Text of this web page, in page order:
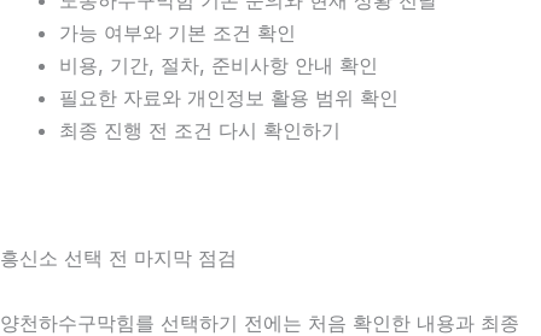
가능 여부와 기본 조건 확인
비용, 기간, 절차, 준비사항 안내 확인
필요한 자료와 개인정보 활용 범위 확인
최종 진행 전 조건 다시 확인하기
흥신소 선택 전 마지막 점검
양천하수구막힘를 선택하기 전에는 처음 확인한 내용과 최종